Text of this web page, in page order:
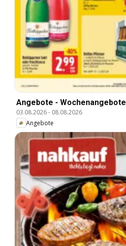
Angebote - Wochenangebote
03.08.2026- 08.08.2026
Angebote